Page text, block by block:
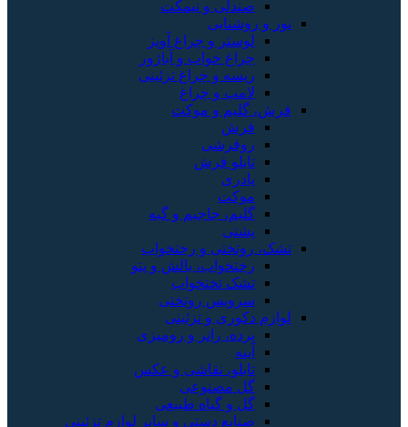
صندلی و نیمکت
نور و روشنایی
لوستر و چراغ آویز
چراغ خواب و آباژور
ریسه و چراغ تزئینی
لامپ و چراغ
فرش، گلیم و موکت
فرش
روفرشی
تابلو فرش
پادری
موکت
گلیم، جاجیم و گبه
پشتی
تشک، روتختی و رختخواب
رختخواب، بالش و پتو
تشک تختخواب
سرویس روتختی
لوازم دکوری و تزئینی
پرده، رانر و رومیزی
آینه
تابلو، نقاشی و عکس
گل مصنوعی
گل و گیاه طبیعی
صنایع دستی و سایر لوازم تزئینی